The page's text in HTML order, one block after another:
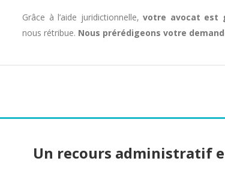
Grâce à l’aide juridictionnelle,votre avocat est
nous rétribue. Nous prérédigeons votre
Un recours administratif